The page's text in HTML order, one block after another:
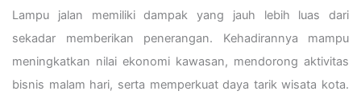
Lampu jalan memiliki dampak yang jauh lebih luas dari
sekadar memberikan penerangan. Kehadirannya mampu
meningkatkan nilai ekonomi kawasan, mendorong aktivitas
bisnis malam hari, serta memperkuat daya tarik wisata kota.